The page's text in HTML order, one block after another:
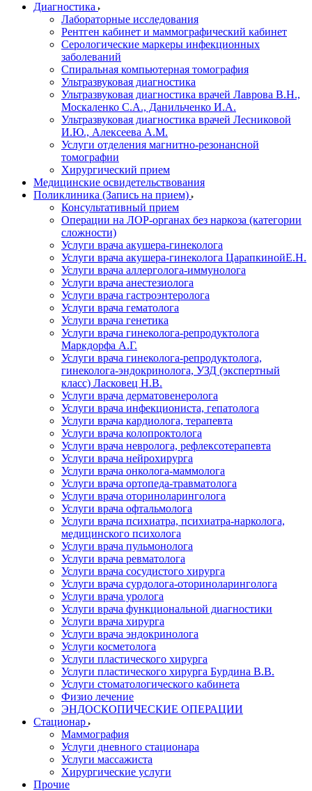
Диагностика
Лабораторные исследования
Рентген кабинет и маммографический кабинет
Серологические маркеры инфекционных
заболеваний
Спиральная компьютерная томография
Ультразвуковая диагностика
Ультразвуковая диагностика врачей Лаврова В.Н.,
Москаленко С.А., Данильченко И.А.
Ультразвуковая диагностика врачей Лесниковой
И.Ю., Алексеева А.М.
Услуги отделения магнитно-резонансной
томографии
Хирургический прием
Медицинские освидетельствования
Поликлиника (Запись на прием)
Консультативный прием
Операции на ЛОР-органах без наркоза (категории
сложности)
Услуги врача акушера-гинеколога
Услуги врача акушера-гинеколога ЦарапкинойЕ.Н.
Услуги врача аллерголога-иммунолога
Услуги врача анестезиолога
Услуги врача гастроэнтеролога
Услуги врача гематолога
Услуги врача генетика
Услуги врача гинеколога-репродуктолога
Маркдорфа А.Г.
Услуги врача гинеколога-репродуктолога,
гинеколога-эндокринолога, УЗД (экспертный
класс) Ласковец Н.В.
Услуги врача дерматовенеролога
Услуги врача инфекциониста, гепатолога
Услуги врача кардиолога, терапевта
Услуги врача колопроктолога
Услуги врача невролога, рефлексотерапевта
Услуги врача нейрохирурга
Услуги врача онколога-маммолога
Услуги врача ортопеда-травматолога
Услуги врача оториноларинголога
Услуги врача офтальмолога
Услуги врача психиатра, психиатра-нарколога,
медицинского психолога
Услуги врача пульмонолога
Услуги врача ревматолога
Услуги врача сосудистого хирурга
Услуги врача сурдолога-оториноларинголога
Услуги врача уролога
Услуги врача функциональной диагностики
Услуги врача хирурга
Услуги врача эндокринолога
Услуги косметолога
Услуги пластического хирурга
Услуги пластического хирурга Бурдина В.В.
Услуги стоматологического кабинета
Физио лечение
ЭНДОСКОПИЧЕСКИЕ ОПЕРАЦИИ
Стационар
Маммография
Услуги дневного стационара
Услуги массажиста
Хирургические услуги
Прочие